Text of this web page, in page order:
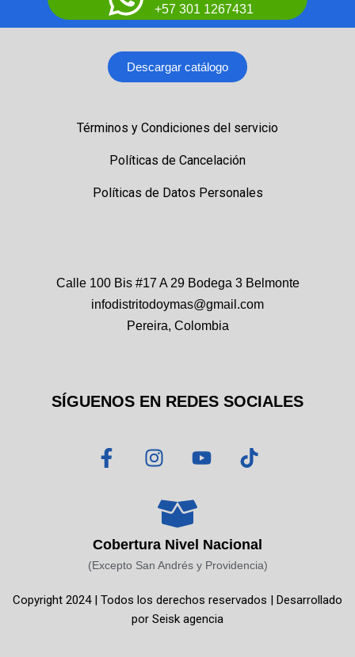
+57 301 1267431
Descargar catálogo
Términos y Condiciones del servicio
Políticas de Cancelación
Políticas de Datos Personales
Calle 100 Bis #17 A 29 Bodega 3 Belmonte
infodistritodoymas@gmail.com
Pereira, Colombia
SÍGUENOS EN REDES SOCIALES
F
a
o
o
-
I
n
t
a
g
r
m
Y
o
b
e
T
i
k
Cobertura Nivel Nacional
(Excepto San Andrés y Providencia)
Copyright 2024 | Todos los derechos reservados | Desarrollado
por Seisk agencia